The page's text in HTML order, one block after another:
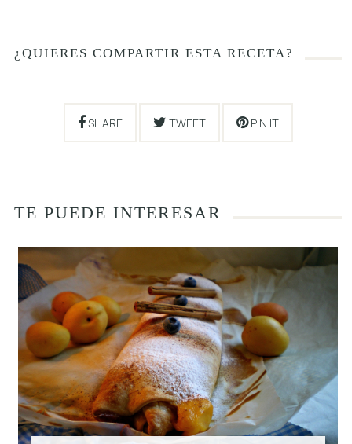
¿QUIERES COMPARTIR ESTA RECETA?
SHARE TWEET PIN IT
TE PUEDE INTERESAR